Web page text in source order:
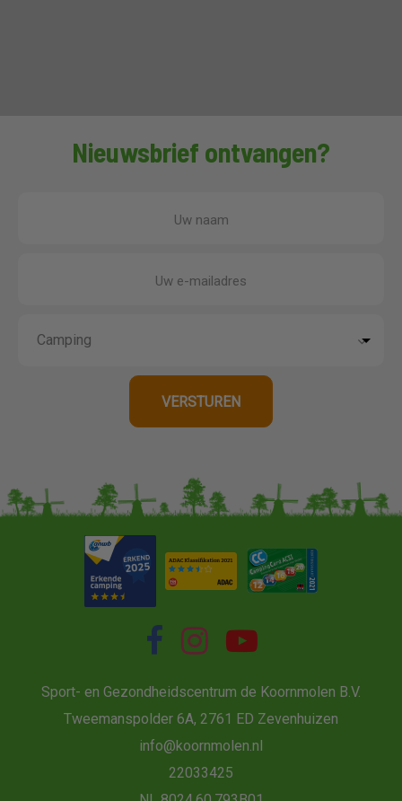
Nieuwsbrief ontvangen?
Uw naam
Uw e-mailadres
Sport- en Gezondheidscentrum de Koornmolen B.V.
Tweemanspolder 6A, 2761 ED Zevenhuizen
info@koornmolen.nl
22033425